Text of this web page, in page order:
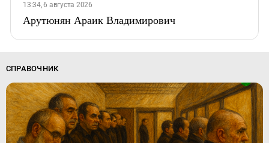
13:34, 6 августа 2026
Арутюнян Араик Владимирович
СПРАВОЧНИК